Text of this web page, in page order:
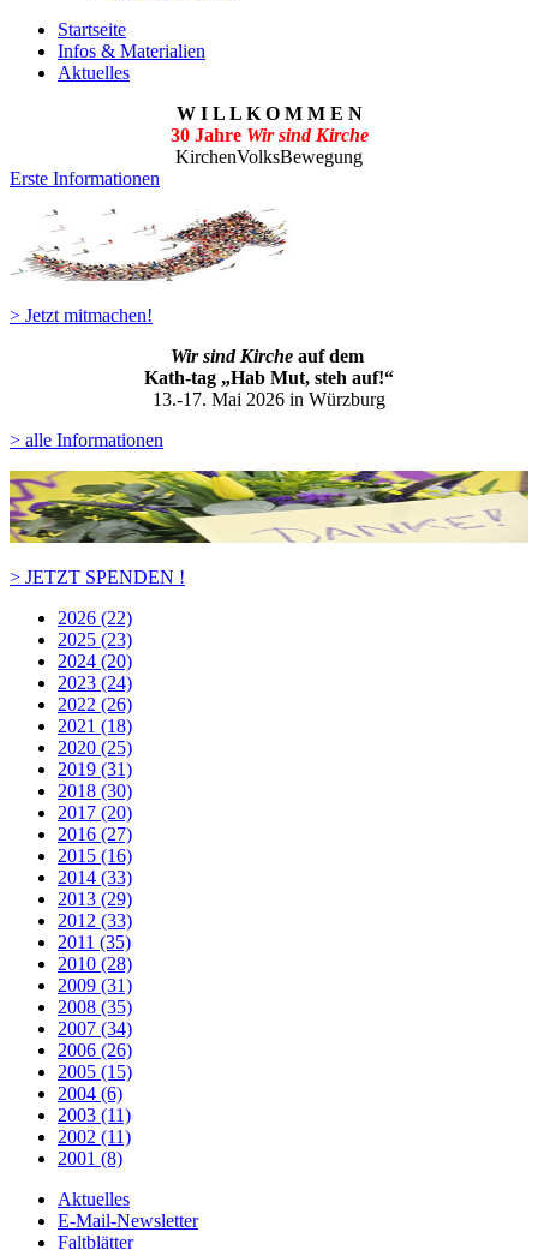
Startseite
Infos & Materialien
Aktuelles
W I L L K O M M E N
30 Jahre Wir sind Kirche
KirchenVolksBewegung
Erste Informationen
> Jetzt mitmachen!
Wir sind Kirche auf dem
Kath-tag „Hab Mut, steh auf!“
13.-17. Mai 2026 in Würzburg
> alle Informationen
> JETZT SPENDEN !
2026 (22)
2025 (23)
2024 (20)
2023 (24)
2022 (26)
2021 (18)
2020 (25)
2019 (31)
2018 (30)
2017 (20)
2016 (27)
2015 (16)
2014 (33)
2013 (29)
2012 (33)
2011 (35)
2010 (28)
2009 (31)
2008 (35)
2007 (34)
2006 (26)
2005 (15)
2004 (6)
2003 (11)
2002 (11)
2001 (8)
Aktuelles
E-Mail-Newsletter
Faltblätter